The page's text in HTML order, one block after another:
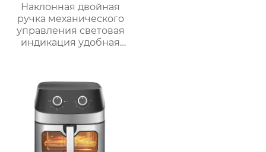
Наклонная двойная
ручка механического
управления световая
индикация удобная
большая ручка
воздушная печь